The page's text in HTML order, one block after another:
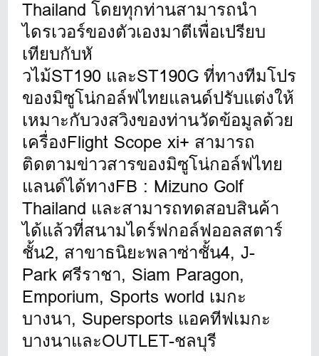
Thailand โดยทุกท่านสามารถนำ
ไดรเวอร์ของตัวเองมาตีเพื่อเปรียบ
เทียบกับหั
วไม้ST190 และST190G ที่ทางทีมโปร
ของมิซูโน่กอล์ฟไทยแลนด์ปรับแต่งให้
เหมาะกับวงสวิงของท่านวัดข้อมูลด้วย
เครื่องFlight Scope xi+ สามารถ
ติดตามข่าวสารของมิซูโน่กอล์ฟไทย
แลนด์ได้ทางFB : Mizuno Golf
Thailand และสามารถทดสอบสินค้า
ได้แล้วที่สนามไดร์ฟกอล์ฟออลสตาร์
ชั้น2, สาขาธนิยะพลาซ่าชั้น4, J-
Park ศรีราชา, Siam Paragon,
Emporium, Sports world เมกะ
บางนา, Supersports แอคทีฟเมกะ
บางนาและOUTLET-ชลบุรี